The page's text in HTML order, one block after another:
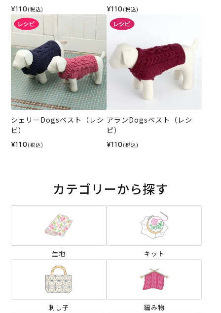
¥110 (税込) ¥110 (税込)
シェリーDogsベスト（レシ
ピ）
¥110 (税込)
アランDogsベスト（レシ
ピ）
¥110 (税込)
カテゴリーから探す
生地 キット
刺し子 編み物